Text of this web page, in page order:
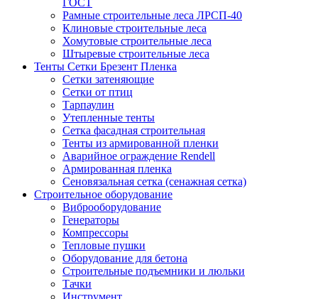
ГОСТ
Рамные строительные леса ЛРСП-40
Клиновые строительные леса
Хомутовые строительные леса
Штыревые строительные леса
Тенты Сетки Брезент Пленка
Сетки затеняющие
Сетки от птиц
Тарпаулин
Утепленные тенты
Сетка фасадная строительная
Тенты из армированной пленки
Аварийное ограждение Rendell
Армированная пленка
Сеновязальная сетка (сенажная сетка)
Строительное оборудование
Виброоборудование
Генераторы
Компрессоры
Тепловые пушки
Оборудование для бетона
Строительные подъемники и люльки
Тачки
Инструмент